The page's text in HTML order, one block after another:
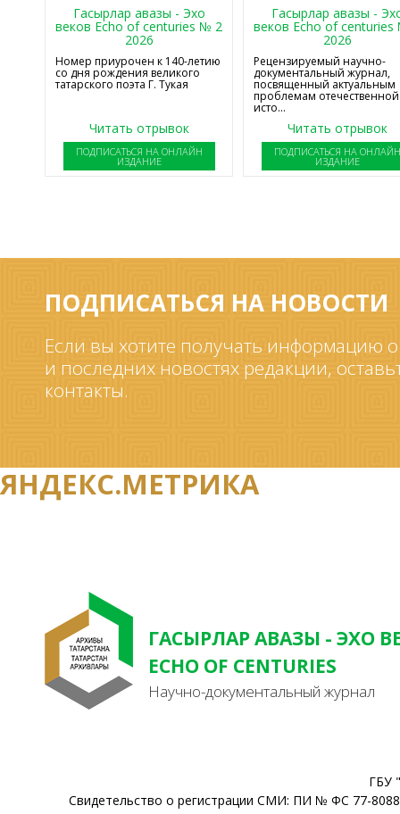
Гасырлар авазы - Эхо
веков Echo of centuries № 2
2026
Номер приурочен к 140-летию
со дня рождения великого
татарского поэта Г. Тукая
Читать отрывок
ПОДПИСАТЬСЯ НА ОНЛАЙН
ИЗДАНИЕ
Гасырлар авазы -
веков Echo of
2026
Рецензируемый научно-
документальный журнал,
посвященный актуальным
проблемам отечественной
исто...
Читать отрывок
ПОДПИСАТЬСЯ НА
ИЗДАНИЕ
ПОДПИСАТЬСЯ НА НОВОСТИ
Если вы хотите получать информацию
и последних новостях редакции,
контакты.
ЯНДЕКС.МЕТРИКА
ГАСЫРЛАР АВАЗЫ - ЭХО
ECHO OF CENTURIES
Научно-документальный журнал
ГБУ
Свидетельство о регистрации СМИ: ПИ № ФС 77-